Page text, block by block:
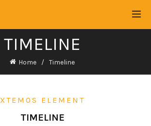
TIMELINE
Home Timeline
XTEMOS ELEMENT
TIMELINE